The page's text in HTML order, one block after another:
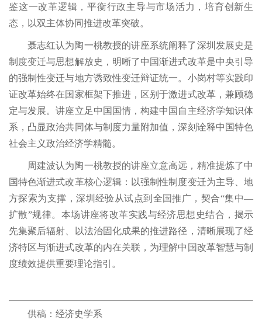
鉴这一改革逻辑，平衡行政主导与市场活力，培育创新生
态，以双主体协同推进改革突破。
聂志红认为陶一桃教授的讲座系统阐释了深圳发展史是
制度变迁与思想解放史，明晰了中国渐进式改革是中央引导
的强制性变迁与地方诱致性变迁辩证统一。小岗村等实践印
证改革始终在国家框架下推进，区别于激进式改革，兼顾稳
定与发展。讲座立足中国国情，构建中国自主经济学知识体
系，凸显政治共同体与制度力量附加值，深刻诠释中国特色
社会主义政治经济学精髓。
周建波认为陶一桃教授的讲座立意高远，精准提炼了中
国特色渐进式改革核心逻辑：以强制性制度变迁为主导、地
方探索为支撑，深圳经验从试点到全国推广，契合“集中—
扩散”规律。本场讲座将改革实践与经济思想史结合，揭示
先集聚后辐射、以法治固化成果的推进路径，清晰展现了经
济特区与渐进式改革的内在关联，为理解中国改革智慧与制
度绩效提供重要理论指引。
供稿：经济史学系